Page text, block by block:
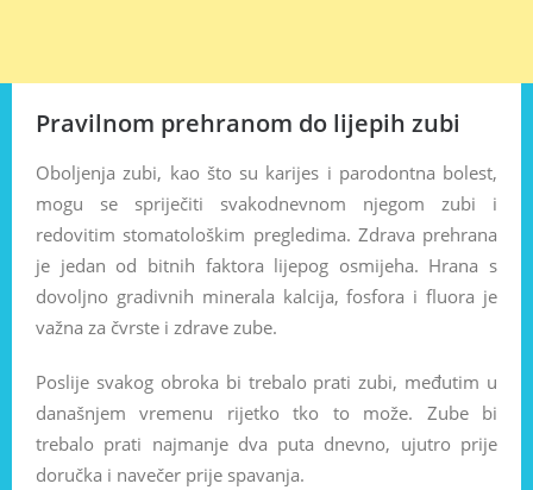
Pravilnom prehranom do lijepih zubi
Oboljenja zubi, kao što su karijes i parodontna bolest,
mogu se spriječiti svakodnevnom njegom zubi i
redovitim stomatološkim pregledima. Zdrava prehrana
je jedan od bitnih faktora lijepog osmijeha. Hrana s
dovoljno gradivnih minerala kalcija, fosfora i fluora je
važna za čvrste i zdrave zube.
Poslije svakog obroka bi trebalo prati zubi, međutim u
današnjem vremenu rijetko tko to može. Zube bi
trebalo prati najmanje dva puta dnevno, ujutro prije
doručka i navečer prije spavanja.